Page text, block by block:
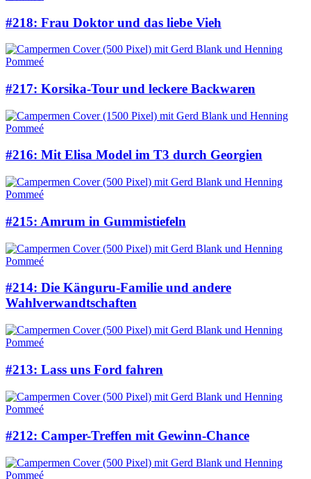
#218: Frau Doktor und das liebe Vieh
#217: Korsika-Tour und leckere Backwaren
#216: Mit Elisa Model im T3 durch Georgien
#215: Amrum in Gummistiefeln
#214: Die Känguru-Familie und andere
Wahlverwandtschaften
#213: Lass uns Ford fahren
#212: Camper-Treffen mit Gewinn-Chance